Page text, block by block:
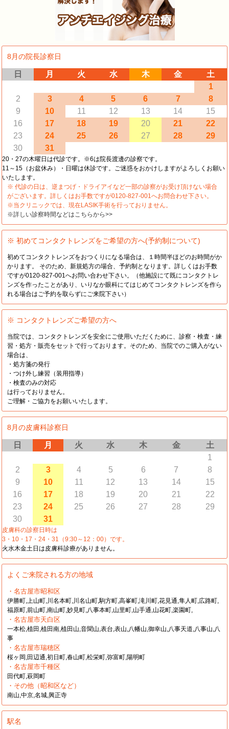
8月の院長診察日
日 月 火 水 木 金
土
1
2
3 4 5 6 7
8
9
10 11 12 13 14
15
16
17 18 19 20 21
22
23
24 25 26 27 28
29
30
31
20・27の木曜日は代診です。※6は院長渡邊の診察です。
11～15（お盆休み）・日曜は休診です。ご迷惑をおかけしますがよろしくお願い
いたします。
※ 代診の日は、逆まつげ・ドライアイなど一部の診察がお受け頂けない場合
がございます。詳しくはお手数ですが0120-827-001へお問合わせ下さい。
※当クリニックでは、現在LASIK手術を行っておりません。
※詳しい診察時間などはこちらから>>
※ 初めてコンタクトレンズをご希望の方へ(予約制について)
初めてコンタクトレンズをおつくりになる場合は、１時間半ほどのお時間がか
かります。 そのため、新規処方の場合、予約制となります。詳しくはお手数
ですが0120-827-001へお問い合わせ下さい。（他施設にて既にコンタクトレ
ンズを作ったことがあり、いりなか眼科にてはじめてコンタクトレンズを作ら
れる場合はご予約を取らずにご来院下さい）
※ コンタクトレンズご希望の方へ
当院では、コンタクトレンズを安全にご使用いただくために、診察・検査・練
習・処方・販売をセットで行っております。そのため、当院でのご購入がない
場合は、
・処方箋の発行
・つけ外し練習（装用指導）
・検査のみの対応
は行っておりません。
ご理解・ご協力をお願いいたします。
8月の皮膚科診察日
日 月 火 水 木 金
土
1
2
3 4 5 6 7
8
9
10 11 12 13 14
15
16
17 18 19 20 21
22
23
24 25 26 27 28
29
30
31
皮膚科の診察日時は
3・10・17・24・31（9:30～12：00）です。
火水木金土日は皮膚科診療がありません。
よくご来院される方の地域
・名古屋市昭和区
伊勝町,上山町,川名本町,川名山町,駒方町,高峯町,滝川町,花見通,隼人町,広路町,
福原町,前山町,南山町,妙見町,八事本町,山里町,山手通,山花町,楽園町,
・名古屋市天白区
一本松,植田,植田南,植田山,音聞山,表台,表山,八幡山,御幸山,八事天道,八事山,八
事
・名古屋市瑞穂区
桜ヶ岡,田辺通,初日町,春山町,松栄町,弥富町,陽明町
・名古屋市千種区
田代町,萩岡町
・その他（昭和区など）
南山,中京,名城,興正寺
駅名